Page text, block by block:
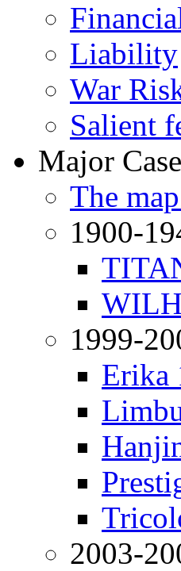
Liability
War
Salient
Major
The
1900-
1999-
Erika
2003-